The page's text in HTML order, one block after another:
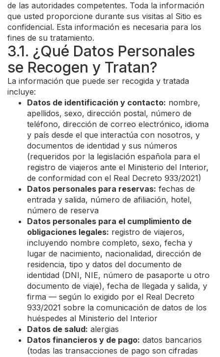
de las autoridades competentes. Toda la información
que usted proporcione durante sus visitas al Sitio es
confidencial. Esta información es necesaria para los
fines de su tratamiento.
3.1. ¿Qué Datos Personales
se Recogen y Tratan?
La información que puede ser recogida y tratada
incluye:
Datos de identificación y contacto: nombre,
apellidos, sexo, dirección postal, número de
teléfono, dirección de correo electrónico, idioma
y país desde el que interactúa con nosotros, y
documentos de identidad y sus números
(requeridos por la legislación española para el
registro de viajeros ante el Ministerio del Interior,
de conformidad con el Real Decreto 933/2021)
Datos personales para reservas: fechas de
entrada y salida, número de afiliación, hotel,
número de reserva
Datos personales para el cumplimiento de
obligaciones legales: registro de viajeros,
incluyendo nombre completo, sexo, fecha y
lugar de nacimiento, nacionalidad, dirección de
residencia, tipo y datos del documento de
identidad (DNI, NIE, número de pasaporte u otro
documento de viaje), fecha de llegada y salida, y
firma — según lo exigido por el Real Decreto
933/2021 sobre la comunicación de datos de los
huéspedes al Ministerio del Interior
Datos de salud: alergias
Datos financieros y de pago: datos bancarios
(todas las transacciones de pago son cifradas